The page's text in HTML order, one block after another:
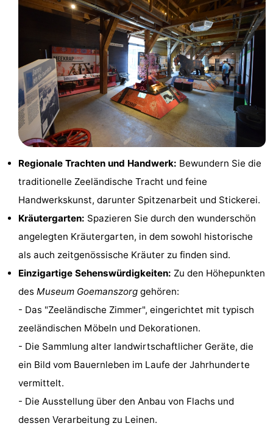
tun
Museen
Kirchen
Mühlen
Aussichtspunkte
Attraktionen
Rundfahrten
Spielplätze
Spielplätze
Bowling
Minigolfplätze
Wellness-
Zentren
Dörfer
Städte
Natur
Führungen
Sport
Regionale Trachten und Handwerk: Bewundern Sie die
traditionelle Zeeländische Tracht und feine
Handwerkskunst, darunter Spitzenarbeit und Stickerei.
Kräutergarten: Spazieren Sie durch den wunderschön
angelegten Kräutergarten, in dem sowohl historische
als auch zeitgenössische Kräuter zu finden sind.
Einzigartige Sehenswürdigkeiten: Zu den Höhepunkten
des Museum Goemanszorg gehören:
- Das "Zeeländische Zimmer", eingerichtet mit typisch
zeeländischen Möbeln und Dekorationen.
- Die Sammlung alter landwirtschaftlicher Geräte, die
ein Bild vom Bauernleben im Laufe der Jahrhunderte
vermittelt.
- Die Ausstellung über den Anbau von Flachs und
dessen Verarbeitung zu Leinen.